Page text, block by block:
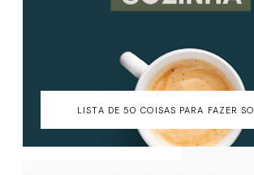
LISTA DE 50 COISAS PARA FAZER